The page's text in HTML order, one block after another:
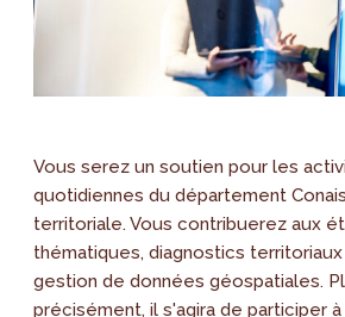
Vous serez un soutien pour les
quotidiennes du département
territoriale. Vous contribuerez aux
thématiques, diagnostics
gestion de données géospatiales.
précisément, il s'agira de participer à